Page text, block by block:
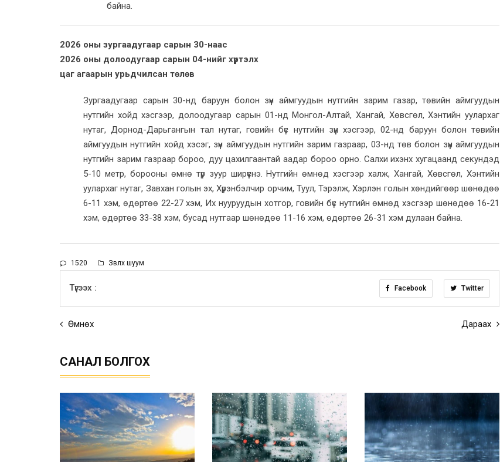
байна.
2026 оны зургаадугаар сарын 30-наас
2026 оны долоодугаар сарын 04-нийг хүртэлх
цаг агаарын урьдчилсан төлөв
Зургаадугаар сарын 30-нд баруун болон зүүн аймгуудын нутгийн зарим газар, төвийн аймгуудын
нутгийн хойд хэсгээр, долоодугаар сарын 01-нд Монгол-Алтай, Хангай, Хөвсгөл, Хэнтийн уулархаг
нутаг, Дорнод-Дарьгангын тал нутаг, говийн бүс нутгийн зүүн хэсгээр, 02-нд баруун болон төвийн
аймгуудын нутгийн хойд хэсэг, зүүн аймгуудын нутгийн зарим газраар, 03-нд төв болон зүүн аймгуудын
нутгийн зарим газраар бороо, дуу цахилгаантай аадар бороо орно. Салхи ихэнх хугацаанд секундэд
5-10 метр, борооны өмнө түр зуур ширүүснэ. Нутгийн өмнөд хэсгээр халж, Хангай, Хөвсгөл, Хэнтийн
уулархаг нутаг, Завхан голын эх, Хүрэнбэлчир орчим, Туул, Тэрэлж, Хэрлэн голын хөндийгөөр шөнөдөө
6-11 хэм, өдөртөө 22-27 хэм, Их нууруудын хотгор, говийн бүс нутгийн өмнөд хэсгээр шөнөдөө 16-21
хэм, өдөртөө 33-38 хэм, бусад нутгаар шөнөдөө 11-16 хэм, өдөртөө 26-31 хэм дулаан байна.
1520 Зөвлөх шуум
Түгээх : Facebook Twitter
Өмнөх Дараах
САНАЛ БОЛГОХ